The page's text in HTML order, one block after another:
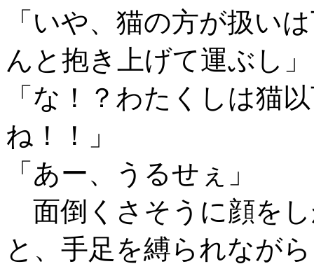
「いや、猫の方が扱い
んと抱き上げて運ぶし」
「な！？わたくしは猫
ね！！」
「あー、うるせぇ」
面倒くさそうに顔を
と、手足を縛られながら